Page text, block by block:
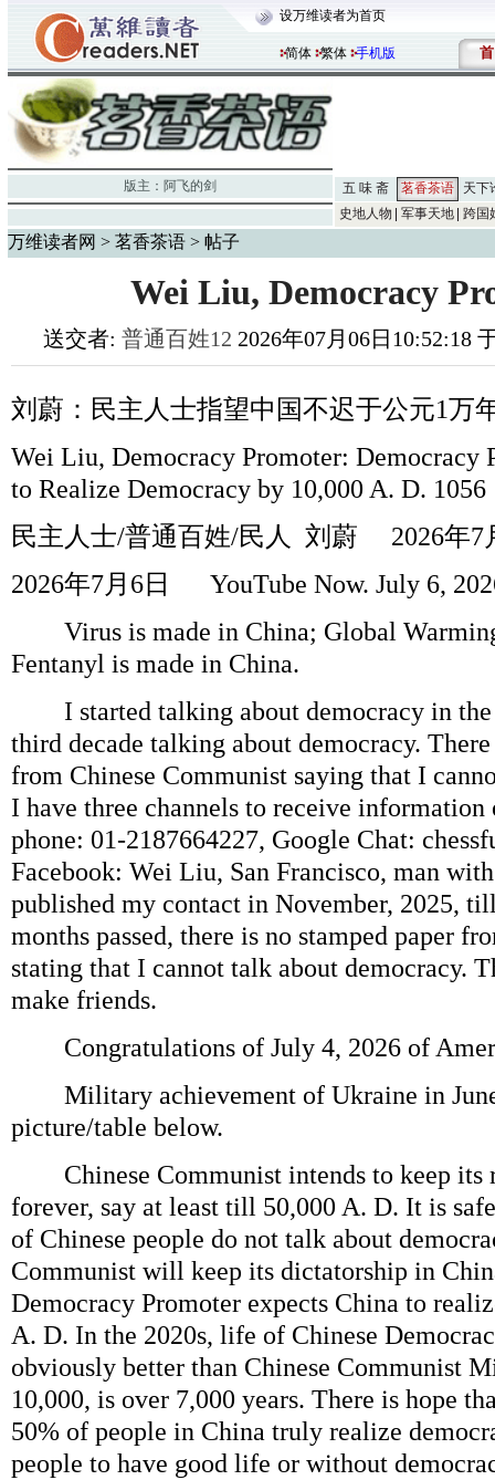
设万维读者为首页
简体 繁体 手机版 首
版主： 阿飞的剑 五 味 斋 茗香茶语
天下
史地人物
军事天地 跨国
万维读者网 > 茗香茶语 > 帖子
Wei Liu, Democracy
送交者: 普通百姓12 2026年07月06日10:52:18
刘蔚：民主人士指望中国不迟于公元1万
Wei Liu, Democracy Promoter: Democracy
to Realize Democracy by 10,000 A. D. 1056
民主人士/普通百姓/民人 刘蔚 2026年7
2026年7月 6日
YouTube Now. July 6,
Virus is made in China; Global
Fentanyl is made in China.
I started talking about democracy in the
third decade talking about democracy.
from Chinese Communist saying that I
I have three channels to receive
phone: 01-2187664227, Google Chat:
Facebook: Wei Liu, San Francisco, man
published my contact in November, 2025,
months passed, there is no stamped paper
stating that I cannot talk about democracy.
make friends.
Congratulations of July 4, 2026 of
Military achievement of Ukraine in
picture/table below.
Chinese Communist intends to keep its
forever, say at least till 50,000 A. D. It is
of Chinese people do not talk about
Communist will keep its dictatorship in
Democracy Promoter expects China to
A. D. In the 2020s, life of Chinese
obviously better than Chinese Communist
10,000, is over 7,000 years. There is hope
50% of people in China truly realize
people to have good life or without